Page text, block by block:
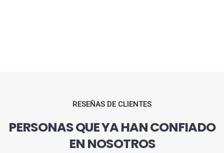
RESEÑAS DE CLIENTES
PERSONAS QUE YA HAN CONFIADO
EN NOSOTROS